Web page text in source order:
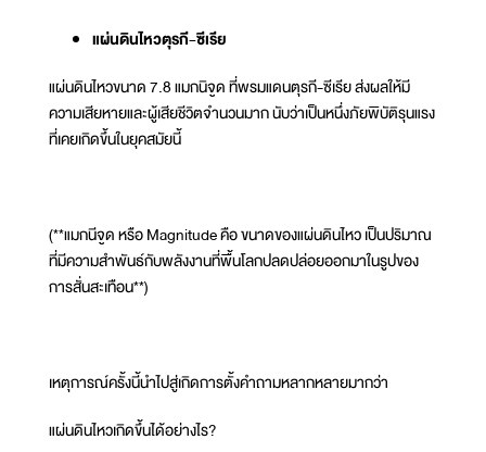
แผ่นดินไหวตุรกี-ซีเรีย
แผ่นดินไหวขนาด 7.8 แมกนิจูด ที่พรมแดนตุรกี-ซีเรีย ส่งผลให้มี
ความเสียหายและผู้เสียชีวิตจำนวนมาก นับว่าเป็นหนึ่งภัยพิบัติรุนแรง
ที่เคยเกิดขึ้นในยุคสมัยนี้
(**แมกนีจูด หรือ Magnitude คือ ขนาดของแผ่นดินไหว เป็นปริมาณ
ที่มีความสำพันธ์กับพลังงานที่พื้นโลกปลดปล่อยออกมาในรูปของ
การสั่นสะเทือน**)
เหตุการณ์ครั้งนี้นำไปสู่เกิดการตั้งคำถามหลากหลายมากว่า
แผ่นดินไหวเกิดขึ้นได้อย่างไร?